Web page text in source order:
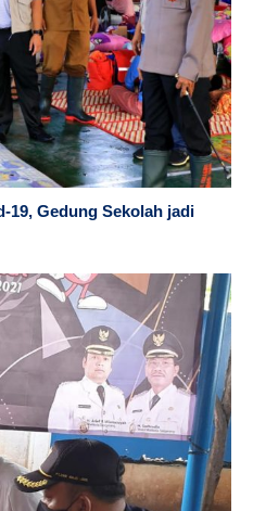
19, Gedung Sekolah jadi